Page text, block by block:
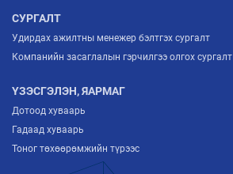
СУРГАЛТ
Удирдах ажилтны менежер бэлтгэх сургалт
Компанийн засаглалын гэрчилгээ олгох сургалт
ҮЗЭСГЭЛЭН, ЯАРМАГ
Дотоод хуваарь
Гадаад хуваарь
Тоног төхөөрөмжийн түрээс